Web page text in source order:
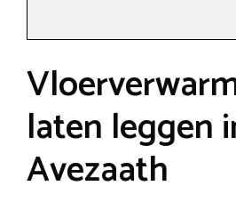
laten leggen
Avezaath